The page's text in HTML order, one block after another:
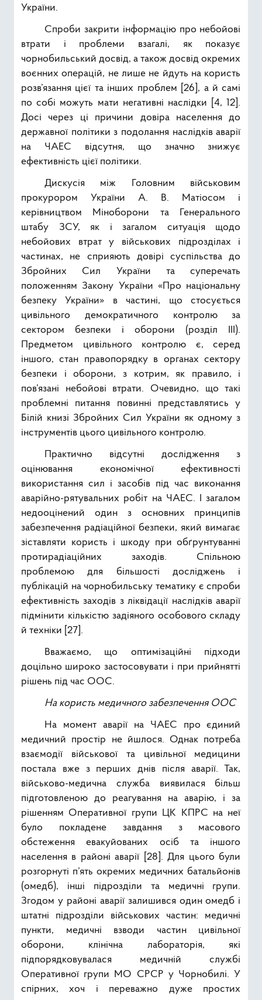
України.
Спроби закрити інформацію про небойові
втрати і проблеми взагалі, як показує
чорнобильський досвід, а також досвід окремих
воєнних операцій, не лише не йдуть на користь
розв’язання цієї та інших проблем [26], а й самі
по собі можуть мати негативні наслідки [4, 12].
Досі через ці причини довіра населення до
державної політики з подолання наслідків аварії
на ЧАЕС відсутня, що значно знижує
ефективність цієї політики.
Дискусія між Головним військовим
прокурором України А. В. Матіосом і
керівництвом Міноборони та Генерального
штабу ЗСУ, як і загалом ситуація щодо
небойових втрат у військових підрозділах і
частинах, не сприяють довірі суспільства до
Збройних Сил України та суперечать
положенням Закону України «Про національну
безпеку України» в частині, що стосується
цивільного демократичного контролю за
сектором безпеки і оборони (розділ ІІІ).
Предметом цивільного контролю є, серед
іншого, стан правопорядку в органах сектору
безпеки і оборони, з котрим, як правило, і
пов’язані небойові втрати. Очевидно, що такі
проблемні питання повинні представлятись у
Білій книзі Збройних Сил України як одному з
інструментів цього цивільного контролю.
Практично відсутні дослідження з
оцінювання економічної ефективності
використання сил і засобів під час виконання
аварійно-рятувальних робіт на ЧАЕС. І загалом
недооцінений один з основних принципів
забезпечення радіаційної безпеки, який вимагає
зіставляти користь і шкоду при обґрунтуванні
протирадіаційних заходів. Спільною
проблемою для більшості досліджень і
публікацій на чорнобильську тематику є спроби
ефективність заходів з ліквідації наслідків аварії
підмінити кількістю задіяного особового складу
й техніки [27].
Вважаємо, що оптимізаційні підходи
доцільно широко застосовувати і при прийнятті
рішень під час ООС.
На користь медичного забезпечення ООС
На момент аварії на ЧАЕС про єдиний
медичний простір не йшлося. Однак потреба
взаємодії військової та цивільної медицини
постала вже з перших днів після аварії. Так,
військово-медична служба виявилася більш
підготовленою до реагування на аварію, і за
рішенням Оперативної групи ЦК КПРС на неї
було покладене завдання з масового
обстеження евакуйованих осіб та іншого
населення в районі аварії [28]. Для цього були
розгорнуті п’ять окремих медичних батальйонів
(омедб), інші підрозділи та медичні групи.
Згодом у районі аварії залишився один омедб і
штатні підрозділи військових частин: медичні
пункти, медичні взводи частин цивільної
оборони, клінічна лабораторія, які
підпорядковувалася медичній службі
Оперативної групи МО СРСР у Чорнобилі. У
спірних, хоч і переважно дуже простих